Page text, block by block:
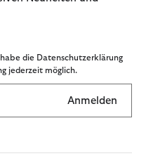
die Datenschutzerklärung
jederzeit möglich.
Anmelden